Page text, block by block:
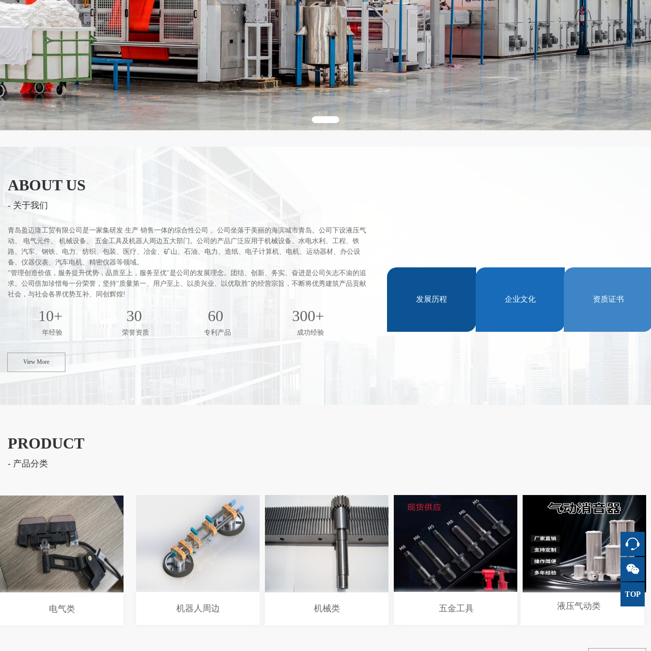
ABOUT US
- 关于我们
青岛盈迈隆工贸有限公司是一家集研发 生产 销售一体的综合性公司 。公司坐落于美丽的海滨城市青岛。公司下设液压气
动、 电气元件、 机械设备、 五金工具及机器人周边五大部门。公司的产品广泛应用于机械设备、水电水利、工程、铁
路、汽车、钢铁、电力、纺织、包装、医疗、冶金、矿山、石油、电力、造纸、电子计算机、电机、运动器材、办公设
备、仪器仪表、汽车电机、精密仪器等领域。
"管理创造价值，服务提升优势，品质至上，服务至优"是公司的发展理念。团结、创新、务实、奋进是公司矢志不渝的追
求。公司倍加珍惜每一分荣誉，坚持"质量第一、用户至上、以质兴业、以优取胜"的经营宗旨，不断将优秀建筑产品贡献
社会，与社会各界优势互补、同创辉煌!
10+ 30 60 300+
年经验 荣誉资质 专利产品 成功经验
View More
发展历程 企业文化 资质证书
PRODUCT
- 产品分类
机器人周边 机械类 五金工具 液压气动类
电气类
TOP